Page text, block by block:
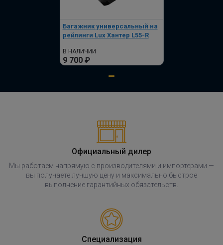
Багажник универсальный на
рейлинги Lux Хантер L55-R
В НАЛИЧИИ
9 700 ₽
Официальный дилер
Мы работаем напрямую с производителями и импортерами —
вы получаете лучшую цену и максимально быстрое
выполнение гарантийных обязательств.
Специализация